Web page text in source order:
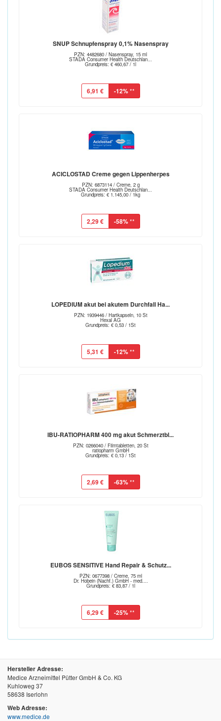
SNUP Schnupfenspray 0,1% Nasenspray
PZN: 4482680 / Nasenspray, 15 ml
STADA Consumer Health Deutschlan...
Grundpreis: € 460,67 / 1l
6,91 € -12%**
ACICLOSTAD Creme gegen Lippenherpes
PZN: 6873114 / Creme, 2 g
STADA Consumer Health Deutschlan...
Grundpreis: € 1.145,00 / 1kg
2,29 € -58%**
LOPEDIUM akut bei akutem Durchfall Ha...
PZN: 1939446 / Hartkapseln, 10 St
Hexal AG
Grundpreis: € 0,53 / 1St
5,31 € -12%**
IBU-RATIOPHARM 400 mg akut Schmerztbl...
PZN: 0266040 / Filmtabletten, 20 St
ratiopharm GmbH
Grundpreis: € 0,13 / 1St
2,69 € -63%**
EUBOS SENSITIVE Hand Repair & Schutz...
PZN: 0677398 / Creme, 75 ml
Dr. Hobein (Nachf.) GmbH - med....
Grundpreis: € 83,87 / 1l
6,29 € -25%**
Hersteller Adresse:
Medice Arzneimittel Pütter GmbH & Co. KG
Kuhloweg 37
58638 Iserlohn
Web Adresse:
www.medice.de